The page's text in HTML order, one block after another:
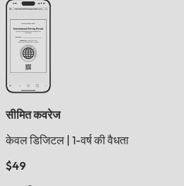
सीमित कवरेज
केवल डिजिटल 1-वर्ष की वैधता
$49